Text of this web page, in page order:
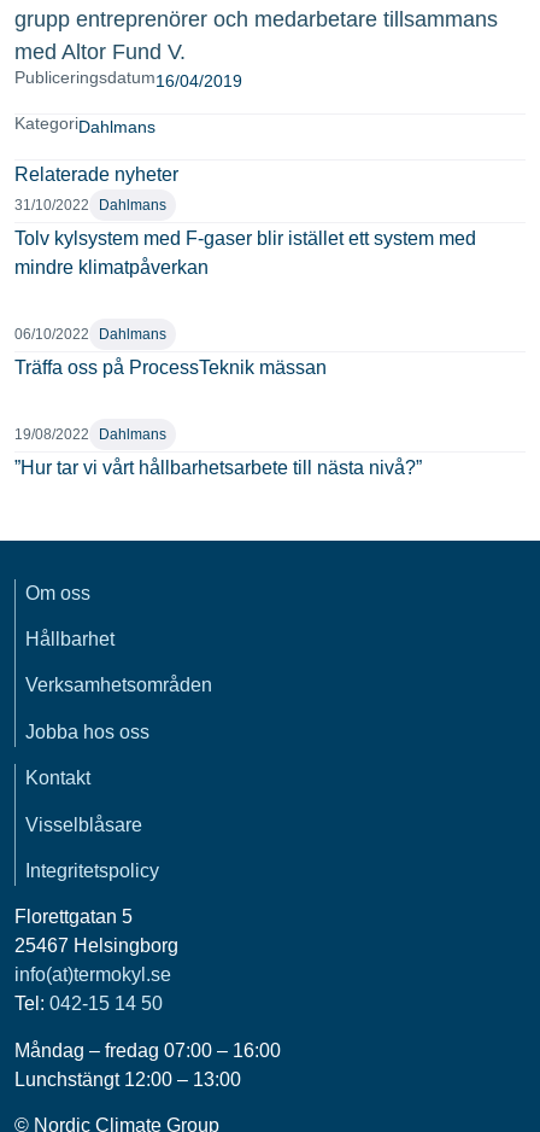
Publiceringsdatum16/04/2019
KategoriDahlmans
Relaterade nyheter
31/10/2022 Dahlmans
Tolv kylsystem med F-gaser blir istället ett system med
mindre klimatpåverkan
06/10/2022 Dahlmans
Träffa oss på ProcessTeknik mässan
19/08/2022 Dahlmans
”Hur tar vi vårt hållbarhetsarbete till nästa nivå?”
grupp entreprenörer och medarbetare tillsammans
med Altor Fund V.
Om oss
Hållbarhet
Verksamhetsområden
Jobba hos oss
Kontakt
Visselblåsare
Integritetspolicy
Florettgatan 5
25467 Helsingborg
info(at)termokyl.se
Tel: 042-15 14 50
Måndag – fredag 07:00 – 16:00
Lunchstängt 12:00 – 13:00
© Nordic Climate Group